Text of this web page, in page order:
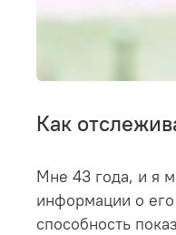
Как
Мне 43 года, и я
информации о
способность